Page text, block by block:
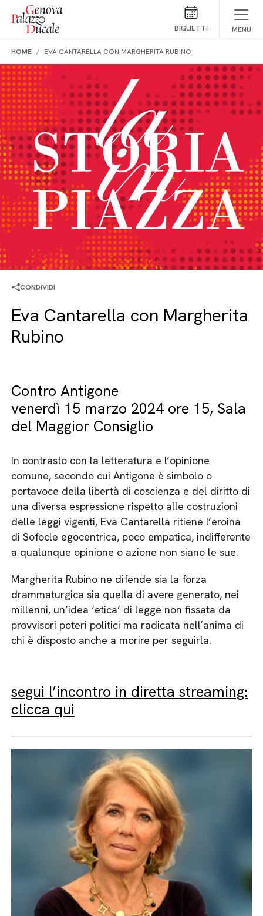
Salta al contenuto
BIGLIETTI MENU
HOME EVA CANTARELLA CON MARGHERITA RUBINO
CONDIVIDI
Eva Cantarella con Margherita
Rubino
Contro Antigone
venerdì 15 marzo 2024 ore 15, Sala
del Maggior Consiglio
In contrasto con la letteratura e l’opinione
comune, secondo cui Antigone è simbolo o
portavoce della libertà di coscienza e del diritto di
una diversa espressione rispetto alle costruzioni
delle leggi vigenti, Eva Cantarella ritiene l’eroina
di Sofocle egocentrica, poco empatica, indifferente
a qualunque opinione o azione non siano le sue.
Margherita Rubino ne difende sia la forza
drammaturgica sia quella di avere generato, nei
millenni, un’idea ‘etica’ di legge non fissata da
provvisori poteri politici ma radicata nell’anima di
chi è disposto anche a morire per seguirla.
segui l’incontro in diretta streaming:
clicca qui